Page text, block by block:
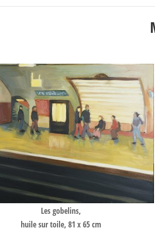
Les gobelins,
huile sur toile, 81 x 65 cm